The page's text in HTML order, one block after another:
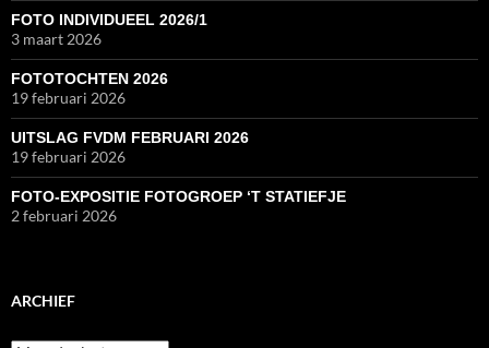
FOTO INDIVIDUEEL 2026/1
3 maart 2026
FOTOTOCHTEN 2026
19 februari 2026
UITSLAG FVDM FEBRUARI 2026
19 februari 2026
FOTO-EXPOSITIE FOTOGROEP ‘T STATIEFJE
2 februari 2026
ARCHIEF